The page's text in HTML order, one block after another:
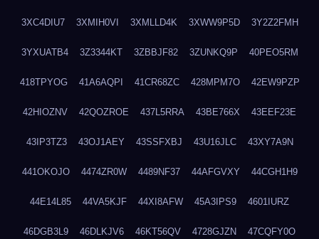
3XC4DIU7 3XMIH0VI 3XMLLD4K 3XWW9P5D 3Y2Z2FMH
3YXUATB4 3Z3344KT 3ZBBJF82 3ZUNKQ9P 40PEO5RM
418TPYOG 41A6AQPI 41CR68ZC 428MPM7O 42EW9PZP
42HIOZNV 42QOZROE 437L5RRA 43BE766X 43EEF23E
43IP3TZ3 43OJ1AEY 43SSFXBJ 43U16JLC 43XY7A9N
441OKOJO 4474ZR0W 4489NF37 44AFGVXY 44CGH1H9
44E14L85 44VA5KJF 44XI8AFW 45A3IPS9 4601IURZ
46DGB3L9 46DLKJV6 46KT56QV 4728GJZN 47CQFY0O